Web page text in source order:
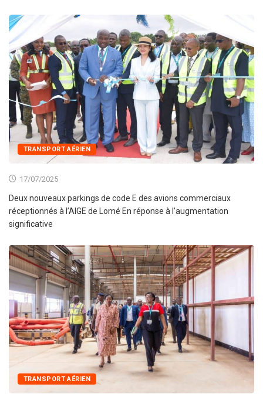
TRANSPORT AÉRIEN
17/07/2025
Deux nouveaux parkings de code E des avions commerciaux
réceptionnés à l’AIGE de Lomé En réponse à l’augmentation
significative
TRANSPORT AÉRIEN